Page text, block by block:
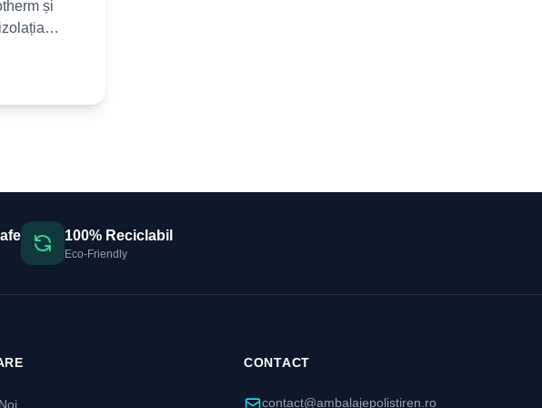
și
cu sfaturi
100% Reciclabil
Eco-Friendly
CONTACT
contact@ambalajepolistiren.ro